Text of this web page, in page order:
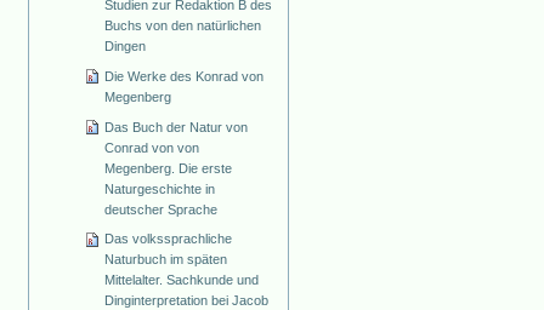
Studien zur Redaktion B des
Buchs von den natürlichen
Dingen
Die Werke des Konrad von
Megenberg
Das Buch der Natur von
Conrad von von
Megenberg. Die erste
Naturgeschichte in
deutscher Sprache
Das volkssprachliche
Naturbuch im späten
Mittelalter. Sachkunde und
Dinginterpretation bei Jacob